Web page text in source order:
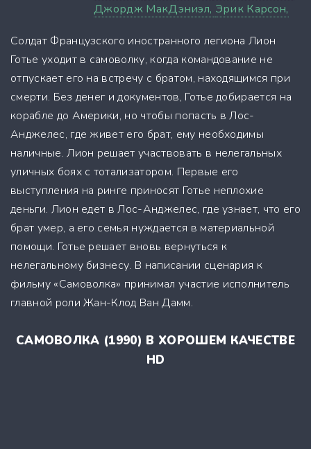
Джордж МакДэниэл, Эрик Карсон,
Солдат Французского иностранного легиона Лион
Готье уходит в самоволку, когда командование не
отпускает его на встречу с братом, находящимся при
смерти. Без денег и документов, Готье добирается на
корабле до Америки, но чтобы попасть в Лос-
Анджелес, где живет его брат, ему необходимы
наличные. Лион решает участвовать в нелегальных
уличных боях с тотализатором. Первые его
выступления на ринге приносят Готье неплохие
деньги. Лион едет в Лос-Анджелес, где узнает, что его
брат умер, а его семья нуждается в материальной
помощи. Готье решает вновь вернуться к
нелегальному бизнесу. В написании сценария к
фильму «Самоволка» принимал участие исполнитель
главной роли Жан-Клод Ван Дамм.
САМОВОЛКА (1990) В ХОРОШЕМ КАЧЕСТВЕ
HD